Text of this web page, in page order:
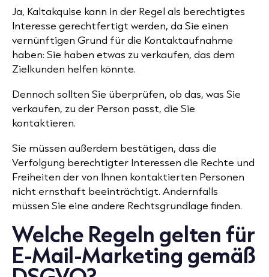
Ja, Kaltakquise kann in der Regel als berechtigtes
Interesse gerechtfertigt werden, da Sie einen
vernünftigen Grund für die Kontaktaufnahme
haben: Sie haben etwas zu verkaufen, das dem
Zielkunden helfen könnte.
Dennoch sollten Sie überprüfen, ob das, was Sie
verkaufen, zu der Person passt, die Sie
kontaktieren.
Sie müssen außerdem bestätigen, dass die
Verfolgung berechtigter Interessen die Rechte und
Freiheiten der von Ihnen kontaktierten Personen
nicht ernsthaft beeinträchtigt. Andernfalls
müssen Sie eine andere Rechtsgrundlage finden.
Welche Regeln gelten für
E-Mail-Marketing gemäß